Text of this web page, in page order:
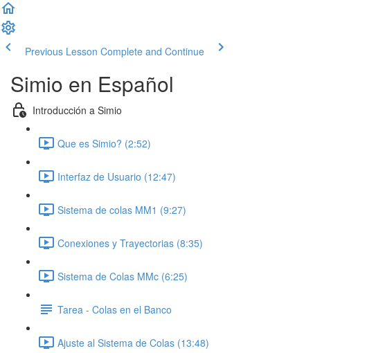
Previous Lesson Complete and Continue
Simio en Español
Introducción a Simio
Que es Simio? (2:52)
Interfaz de Usuario (12:47)
Sistema de colas MM1 (9:27)
Conexiones y Trayectorias (8:35)
Sistema de Colas MMc (6:25)
Tarea - Colas en el Banco
Ajuste al Sistema de Colas (13:48)